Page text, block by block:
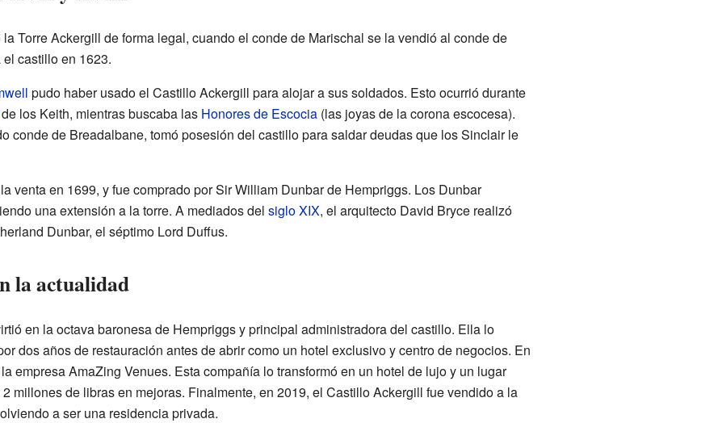
Torre Ackergill de forma legal, cuando el conde de Marischal se la vendió al conde de
castillo en 1623.
pudo haber usado el Castillo Ackergill para alojar a sus soldados. Esto ocurrió durante
los Keith, mientras buscaba las Honores de Escocia(las joyas de la corona escocesa).
conde de Breadalbane, tomó posesión del castillo para saldar deudas que los Sinclair le
venta en 1699, y fue comprado por Sir William Dunbar de Hempriggs. Los Dunbar
una extensión a la torre. A mediados del siglo XIX, el arquitecto David Bryce realizó
Dunbar, el séptimo Lord Duffus.
la actualidad
en la octava baronesa de Hempriggs y principal administradora del castillo. Ella lo
dos años de restauración antes de abrir como un hotel exclusivo y centro de negocios. En
empresa AmaZing Venues. Esta compañía lo transformó en un hotel de lujo y un lugar
millones de libras en mejoras. Finalmente, en 2019, el Castillo Ackergill fue vendido a la
a ser una residencia privada.